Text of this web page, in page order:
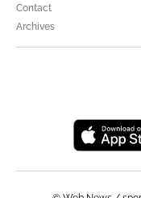
Contact
Archives